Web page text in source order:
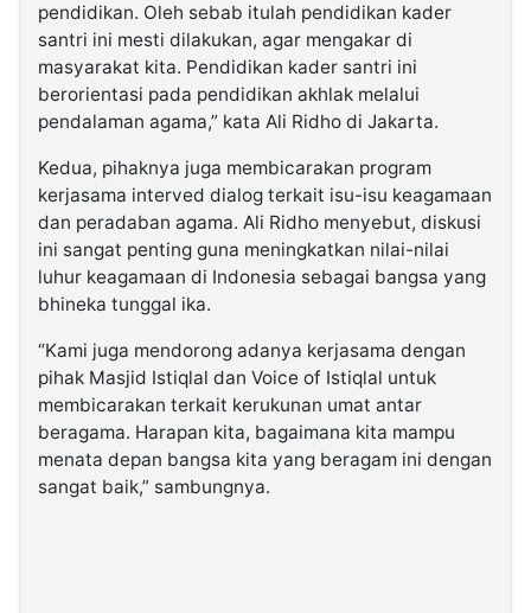
pendidikan. Oleh sebab itulah pendidikan kader
santri ini mesti dilakukan, agar mengakar di
masyarakat kita. Pendidikan kader santri ini
berorientasi pada pendidikan akhlak melalui
pendalaman agama,” kata Ali Ridho di Jakarta.
Kedua, pihaknya juga membicarakan program
kerjasama interved dialog terkait isu-isu keagamaan
dan peradaban agama. Ali Ridho menyebut, diskusi
ini sangat penting guna meningkatkan nilai-nilai
luhur keagamaan di Indonesia sebagai bangsa yang
bhineka tunggal ika.
“Kami juga mendorong adanya kerjasama dengan
pihak Masjid Istiqlal dan Voice of Istiqlal untuk
membicarakan terkait kerukunan umat antar
beragama. Harapan kita, bagaimana kita mampu
menata depan bangsa kita yang beragam ini dengan
sangat baik,” sambungnya.